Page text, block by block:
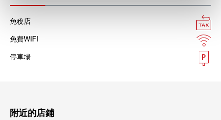
免稅店
免費WIFI
停車場
附近的店鋪